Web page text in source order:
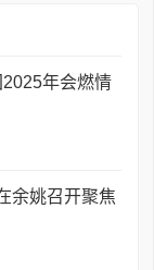
年会燃情
余姚召开聚焦